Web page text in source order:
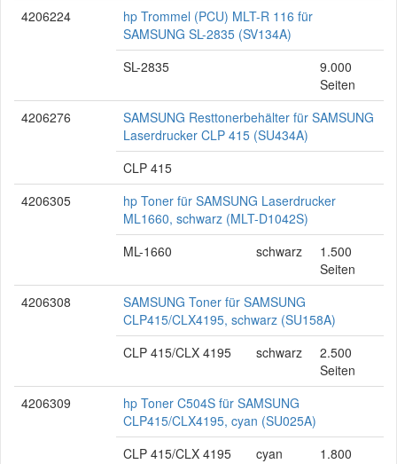
4206224
hp Trommel (PCU) MLT-R 116 für
SAMSUNG SL-2835 (SV134A)
SL-2835
9.000
Seiten
4206276
SAMSUNG Resttonerbehälter für SAMSUNG
Laserdrucker CLP 415 (SU434A)
CLP 415
4206305
hp Toner für SAMSUNG Laserdrucker
ML1660, schwarz (MLT-D1042S)
ML-1660
schwarz
1.500
Seiten
4206308
SAMSUNG Toner für SAMSUNG
CLP415/CLX4195, schwarz (SU158A)
CLP 415/CLX 4195
schwarz
2.500
Seiten
4206309
hp Toner C504S für SAMSUNG
CLP415/CLX4195, cyan (SU025A)
CLP 415/CLX 4195
cyan
1.800